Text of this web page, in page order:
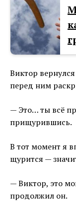
Виктор
перед ним
— Это… ты всё
прищурившись.
В тот момент я
щурится —
— Виктор, это
продолжил он.